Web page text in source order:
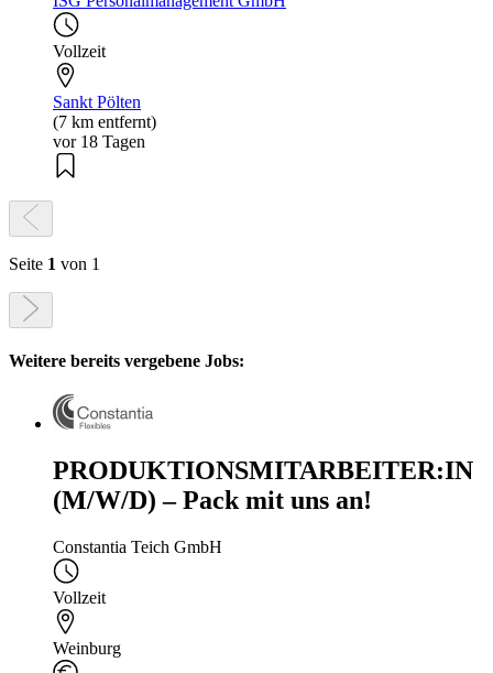
Vollzeit
Sankt Pölten
(7 km entfernt)
vor 18 Tagen
Seite 1 von 1
Weitere bereits vergebene Jobs:
PRODUKTIONSMITARBEITER:IN
(M/W/D) – Pack mit uns an!
Constantia Teich GmbH
Vollzeit
Weinburg